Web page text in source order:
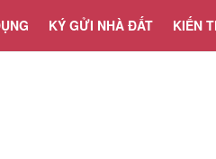
KÝ GỬI NHÀ ĐẤT KIẾN